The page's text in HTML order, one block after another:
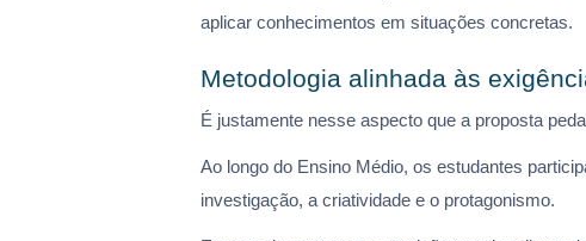
aplicar conhecimentos em situações concretas.
Metodologia alinhada às
É justamente nesse aspecto que a proposta
Ao longo do Ensino Médio, os estudantes
investigação, a criatividade e o protagonismo.